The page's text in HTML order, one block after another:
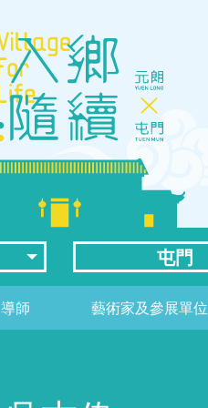
屯門
導師 藝術家及參展單位